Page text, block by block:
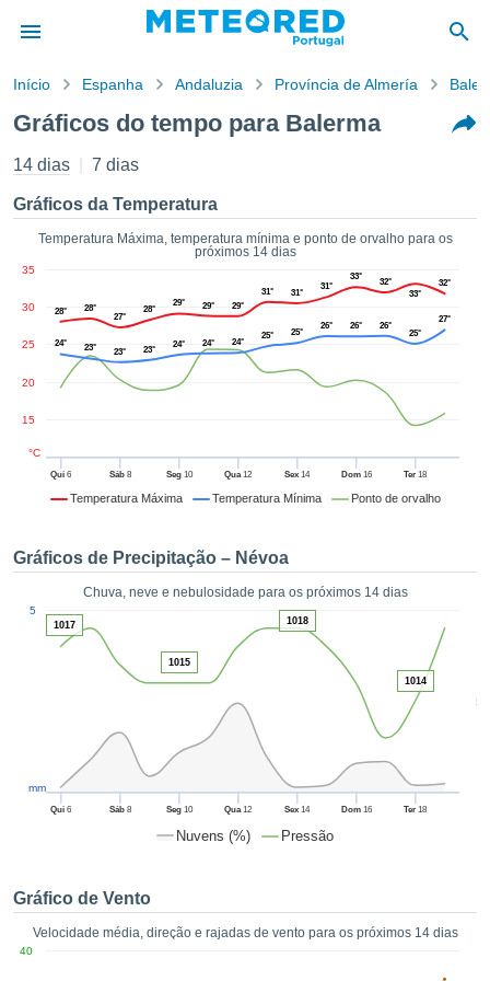
da
foi
por
para
que as
a este
opções:
e
digital
fornecer-
a
o
no
como
ACEITAR
Início Espanha Andaluzia Província de Almería
Gráficos do tempo para Balerma
14 dias 7 dias
Gráficos da Temperatura
Temperatura Máxima, temperatura mínima e ponto de orvalho para os
próximos 14 dias
Temperatura Máxima Temperatura Mínima Ponto de orvalho
Qui 6 Sáb8 Seg10 Qua12 Sex 14 Dom16 Ter 18
15
20
25
30
35
°C
28°
28°
27°
28°
29° 29° 29°
31° 31°
31°
33°
32°
33°
32°
24° 23° 23° 23°
24° 24° 24°
25° 25°
26° 26° 26°
25°
27°
Gráficos de Precipitação – Névoa
Chuva, neve e nebulosidade para os próximos 14 dias
Nuvens (%) Pressão
50
Qui 6 Sáb8 Seg10 Qua12 Sex 14 Dom16 Ter 18
5
mm
1017
1015
1018
1014
Gráfico de Vento
Velocidade média, direção e rajadas de vento para os próximos 14 dias
40